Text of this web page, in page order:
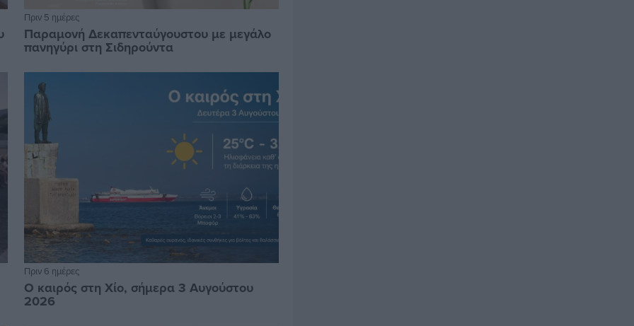
Πριν 5 ημέρες
Παραμονή Δεκαπενταύγουστου με μεγάλο
πανηγύρι στη Σιδηρούντα
Πριν 6 ημέρες
Ο καιρός στη Χίο, σήμερα 3 Αυγούστου
2026